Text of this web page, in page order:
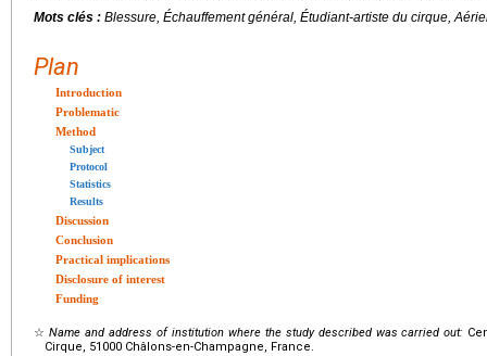
Mots clés : Blessure, Échauffement général, Étudiant-artiste du cirque,
Plan
Introduction
Problematic
Method
Subject
Protocol
Statistics
Results
Discussion
Conclusion
Practical implications
Disclosure of interest
Funding
☆ Name and address of institution where the study described was carried out:
Cirque, 51000 Châlons-en-Champagne, France.